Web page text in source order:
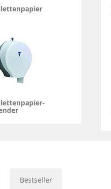
Bestseller